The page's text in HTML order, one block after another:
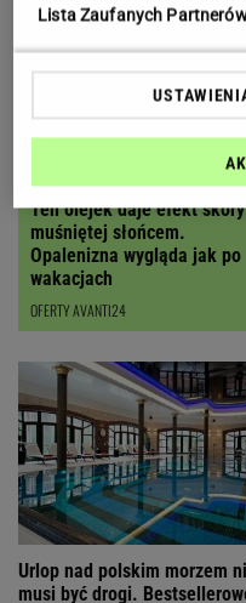
Ten olejek daje efekt skóry
muśniętej słońcem.
Opalenizna wygląda jak po
wakacjach
OFERTY AVANTI24
Urlop nad polskim morzem
musi być drogi.
Lista Zaufanych